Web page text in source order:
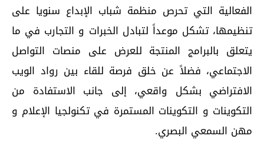
الفعالية التي تحرص منظمة شباب الإبداع سنويا على
تنظيمها، تشكل موعداً لتبادل الخبرات و التجارب في ما
يتعلق بالبرامج المنتجة للعرض على منصات التواصل
الاجتماعي، فضلاً عن خلق فرصة للقاء بين رواد الويب
الافتراضي بشكل واقعي، إلى جانب الاستفادة من
التكوينات و التكوينات المستمرة في تكنولجيا الإعلام و
مهن السمعي البصري.